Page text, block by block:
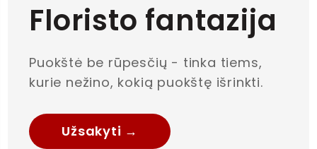
Floristo fantazija
Puokštė be rūpesčių - tinka tiems,
kurie nežino, kokią puokštę išrinkti.
Užsakyti →